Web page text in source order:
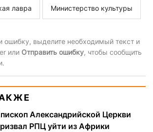
лавра Министерство культуры
ошибку, выделите необходимый текст и
или Отправить ошибку, чтобы сообщить
Александрийской Церкви
РПЦ уйти из Африки